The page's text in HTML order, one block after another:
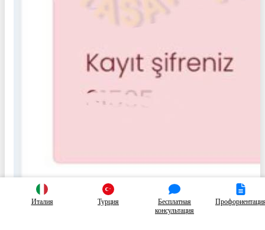
Италия Турция
Бесплатная
консультация